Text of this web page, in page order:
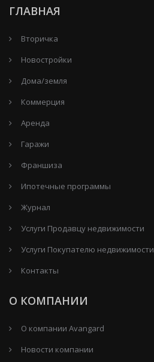
ГЛАВНАЯ
Вторичка
Новостройки
Дома/земля
Коммерция
Аренда
Гаражи
Франшиза
Ипотечные программы
Журнал
Услуги Продавцу недвижимости
Услуги Покупателю недвижимости
Контакты
О КОМПАНИИ
О компании Avangard
Новости компании